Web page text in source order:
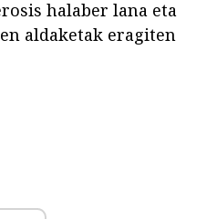
halaber lana eta
aldaketak eragiten